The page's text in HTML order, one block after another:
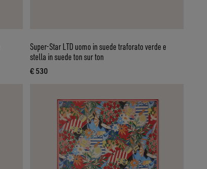
Super-Star LTD uomo in suede traforato verde e
stella in suede ton sur ton
€ 530
prezzo attuale € 530